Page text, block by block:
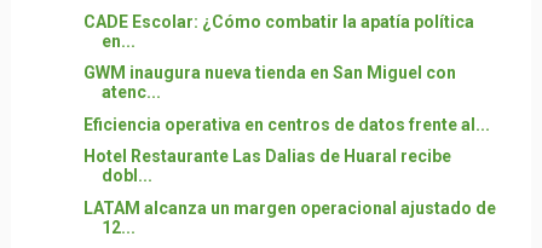
CADE Escolar: ¿Cómo combatir la apatía política
en...
GWM inaugura nueva tienda en San Miguel con
atenc...
Eficiencia operativa en centros de datos frente al...
Hotel Restaurante Las Dalias de Huaral recibe
dobl...
LATAM alcanza un margen operacional ajustado de
12...